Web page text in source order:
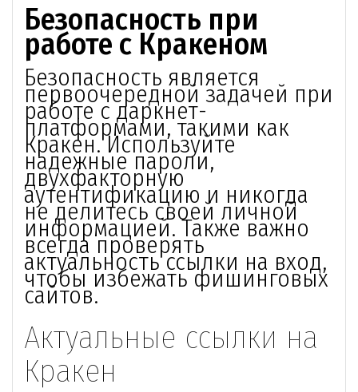
Безопасность при
работе с Кракеном
Безопасность является
первоочередной задачей при
работе с даркнет-
платформами, такими как
Кракен. Используйте
надежные пароли,
двухфакторную
аутентификацию и никогда
не делитесь своей личной
информацией. Также важно
всегда проверять
актуальность ссылки на вход,
чтобы избежать фишинговых
сайтов.
Актуальные ссылки на
Кракен